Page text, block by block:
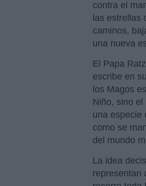
contra el
las estrellas
caminos,
una nueva
El Papa
escribe en
los Magos
Niño, sino
una especie
como se
del mundo
La idea
representan